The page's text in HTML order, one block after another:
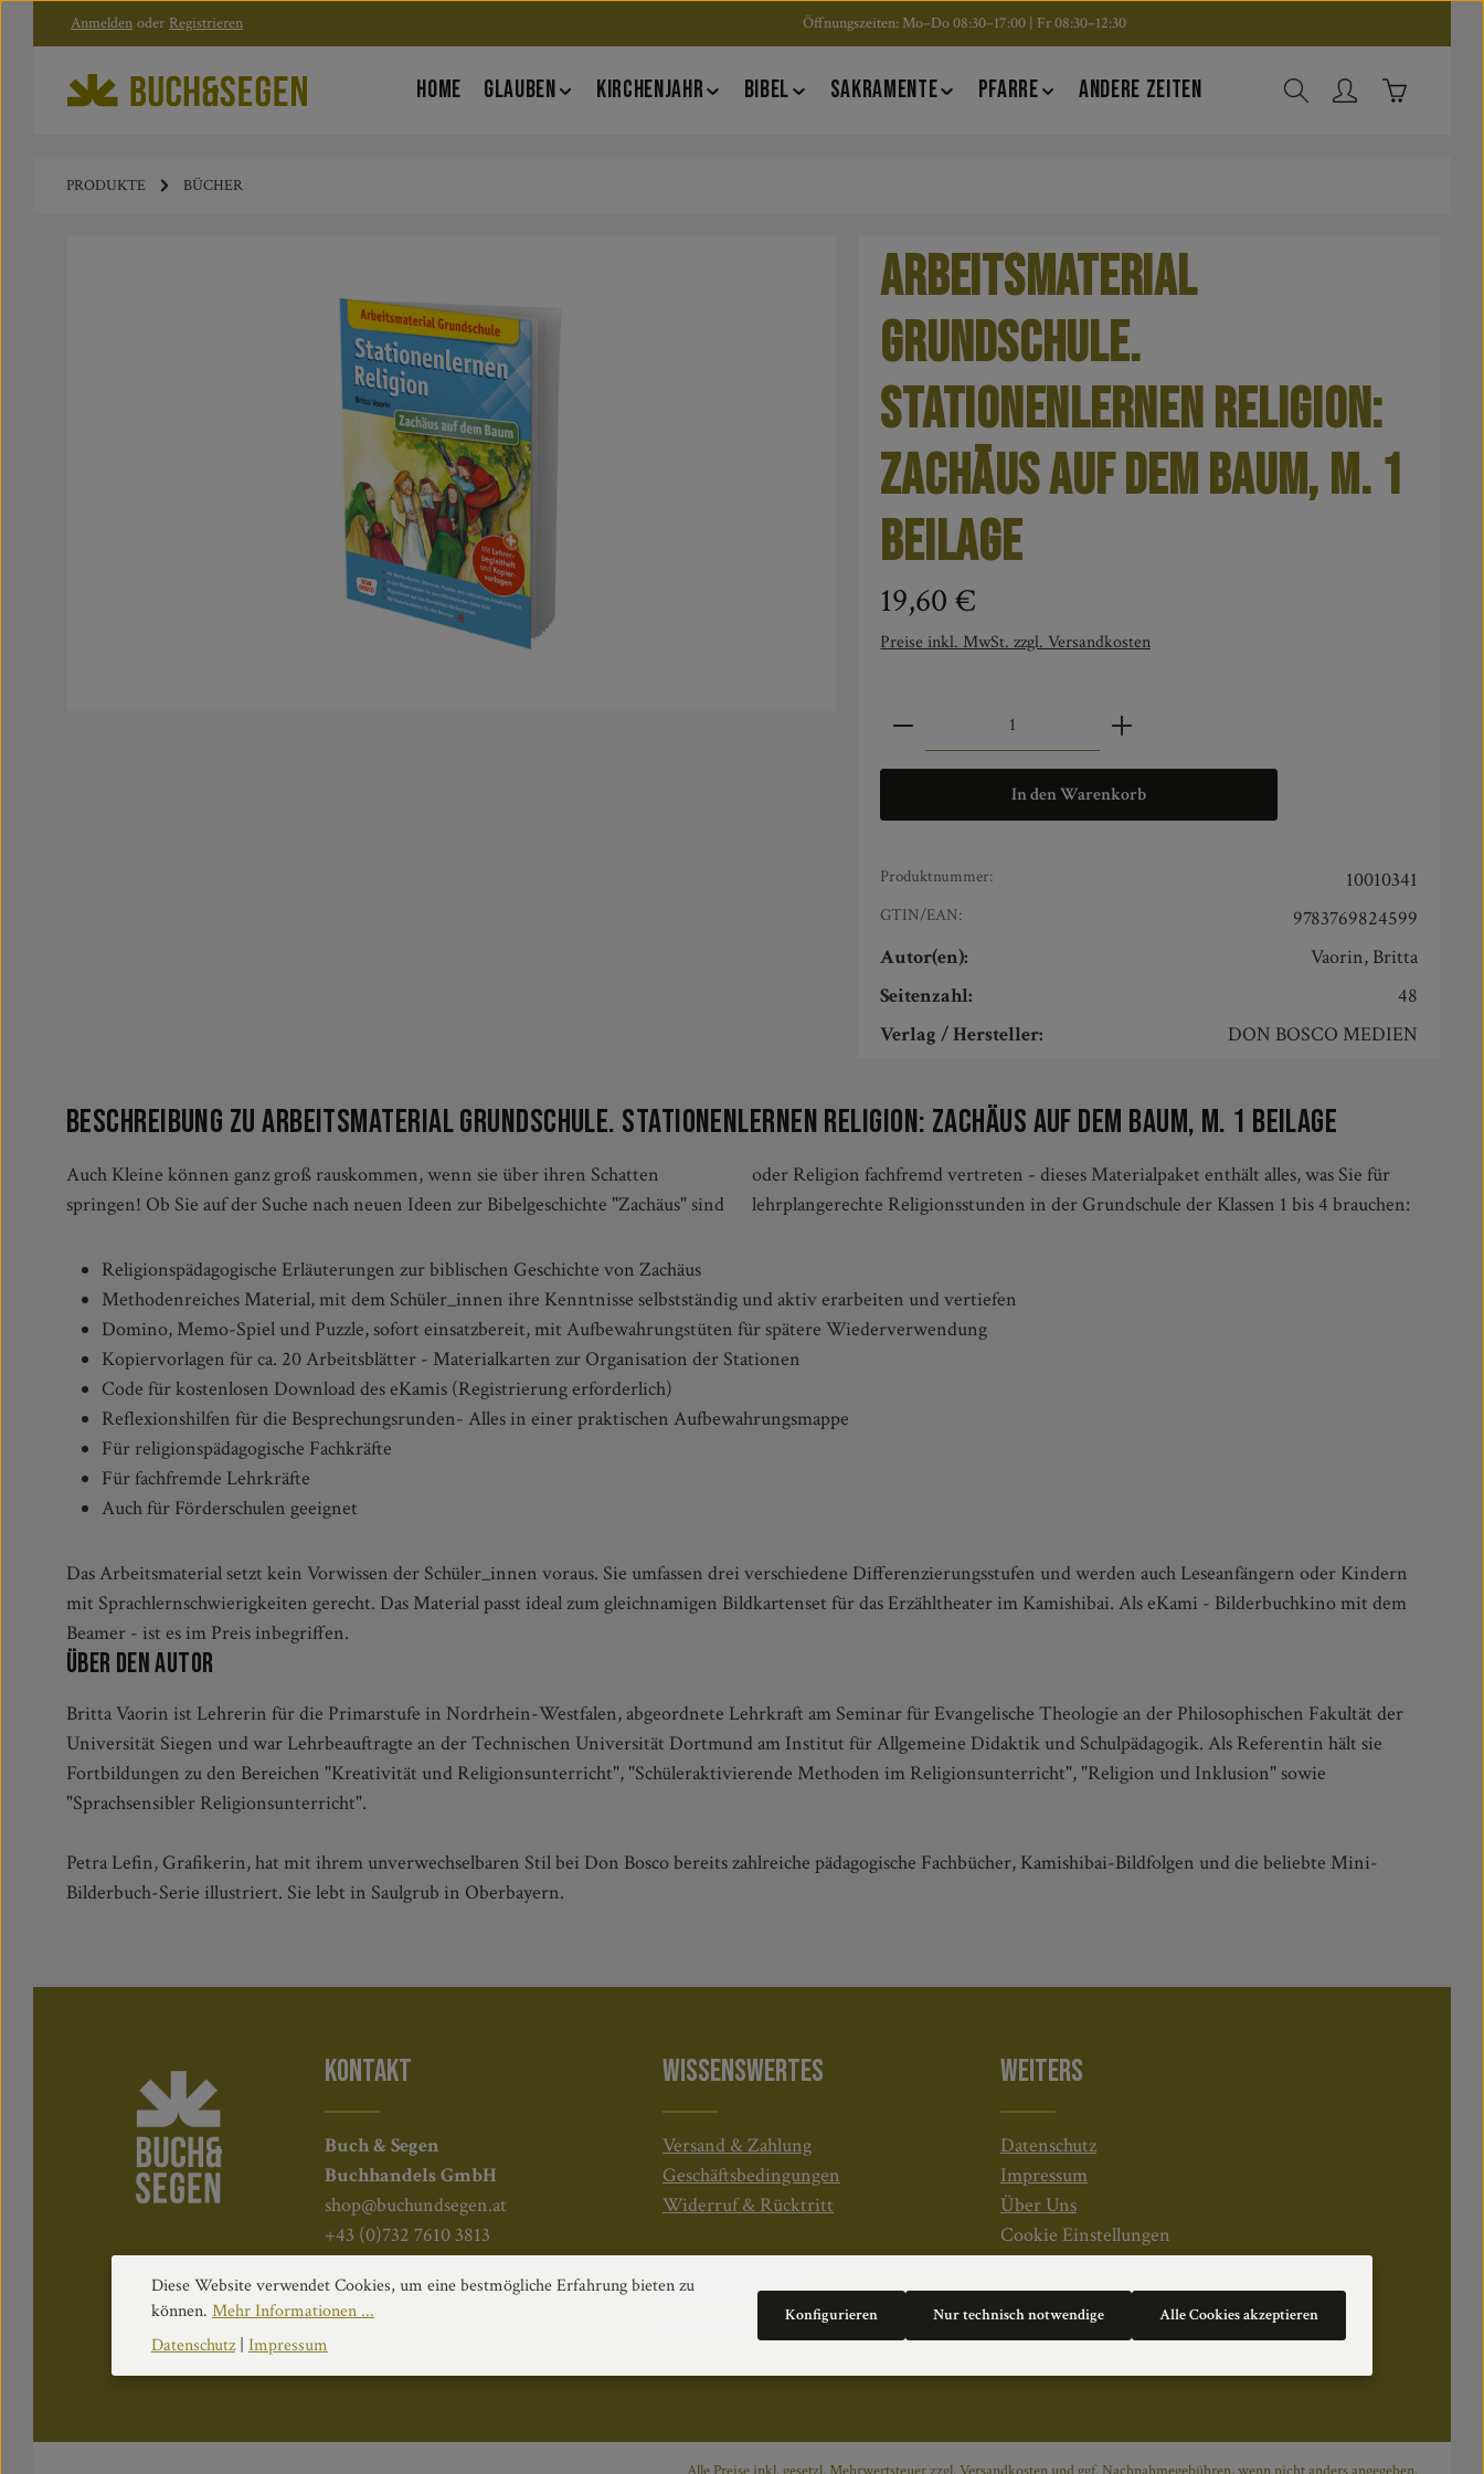
Zum Hauptinhalt springen
Zur Hauptnavigation springen
Anmelden oder Registrieren Öffnungszeiten: Mo–Do 08:30–17:00 | Fr 08:30–12:30
HOME GLAUBEN KIRCHENJAHR BIBEL SAKRAMENTE PFARRE ANDERE ZEITEN Warenkorb
PRODUKTE BÜCHER
Arbeitsmaterial
Grundschule.
Stationenlernen Religion:
Zachäus auf dem Baum, m. 1
Beilage
Regulärer Preis:
19,60 €
Preise inkl. MwSt. zzgl. Versandkosten
Produkt Anzahl: Gib den gewünschten Wert ein oder
In den Warenkorb
Produktnummer: 10010341
GTIN/EAN:
9783769824599
Autor(en):
Vaorin, Britta
Seitenzahl:
48
Verlag / Hersteller:
DON BOSCO MEDIEN
Beschreibung zu Arbeitsmaterial Grundschule. Stationenlernen Religion: Zachäus auf dem Baum, m. 1 Beilage
Auch Kleine können ganz groß rauskommen, wenn sie über ihren Schatten
springen! Ob Sie auf der Suche nach neuen Ideen zur Bibelgeschichte "Zachäus" sind
oder Religion fachfremd vertreten - dieses Materialpaket enthält alles, was Sie für
lehrplangerechte Religionsstunden in der Grundschule der Klassen 1 bis 4 brauchen:
Religionspädagogische Erläuterungen zur biblischen Geschichte von Zachäus
Methodenreiches Material, mit dem Schüler_innen ihre Kenntnisse selbstständig und aktiv erarbeiten und vertiefen
Domino, Memo-Spiel und Puzzle, sofort einsatzbereit, mit Aufbewahrungstüten für spätere Wiederverwendung
Kopiervorlagen für ca. 20 Arbeitsblätter - Materialkarten zur Organisation der Stationen
Code für kostenlosen Download des eKamis (Registrierung erforderlich)
Reflexionshilfen für die Besprechungsrunden- Alles in einer praktischen Aufbewahrungsmappe
Für religionspädagogische Fachkräfte
Für fachfremde Lehrkräfte
Auch für Förderschulen geeignet
Das Arbeitsmaterial setzt kein Vorwissen der Schüler_innen voraus. Sie umfassen drei verschiedene Differenzierungsstufen und werden auch Leseanfängern oder Kindern
mit Sprachlernschwierigkeiten gerecht. Das Material passt ideal zum gleichnamigen Bildkartenset für das Erzähltheater im Kamishibai. Als eKami - Bilderbuchkino mit dem
Beamer - ist es im Preis inbegriffen.
Über den Autor
Britta Vaorin ist Lehrerin für die Primarstufe in Nordrhein-Westfalen, abgeordnete Lehrkraft am Seminar für Evangelische Theologie an der Philosophischen Fakultät der
Universität Siegen und war Lehrbeauftragte an der Technischen Universität Dortmund am Institut für Allgemeine Didaktik und Schulpädagogik. Als Referentin hält sie
Fortbildungen zu den Bereichen "Kreativität und Religionsunterricht", "Schüleraktivierende Methoden im Religionsunterricht", "Religion und Inklusion" sowie
"Sprachsensibler Religionsunterricht".
Petra Lefin, Grafikerin, hat mit ihrem unverwechselbaren Stil bei Don Bosco bereits zahlreiche pädagogische Fachbücher, Kamishibai-Bildfolgen und die beliebte Mini-
Bilderbuch-Serie illustriert. Sie lebt in Saulgrub in Oberbayern.
KONTAKT
Buch & Segen
Buchhandels GmbH
shop@buchundsegen.at
+43 (0)732 7610 3813
WISSENSWERTES
Versand & Zahlung
Geschäftsbedingungen
Widerruf & Rücktritt
Mo–Do: 08:30–17:00 Uhr
WEITERS
Datenschutz
Impressum
Über Uns
Cookie Einstellungen
Diese Website verwendet Cookies, um eine bestmögliche Erfahrung bieten zu
können. Mehr Informationen ...
Datenschutz| Impressum
Nur technisch notwendige
Konfigurieren Alle Cookies akzeptieren